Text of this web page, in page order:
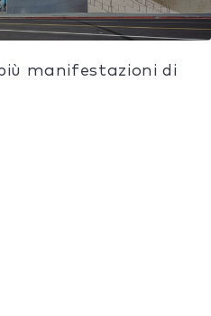
manifestazioni di